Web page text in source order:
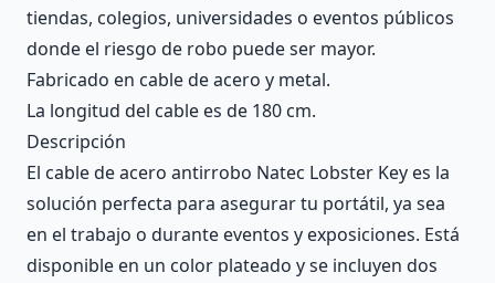
tiendas, colegios, universidades o eventos públicos
donde el riesgo de robo puede ser mayor.
Fabricado en cable de acero y metal.
La longitud del cable es de 180 cm.
Descripción
El cable de acero antirrobo Natec Lobster Key es la
solución perfecta para asegurar tu portátil, ya sea
en el trabajo o durante eventos y exposiciones. Está
disponible en un color plateado y se incluyen dos